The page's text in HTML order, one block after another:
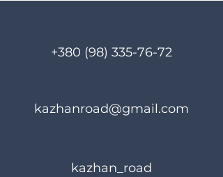
+380 (98) 335-76-72
kazhanroad@gmail.com
kazhan_road